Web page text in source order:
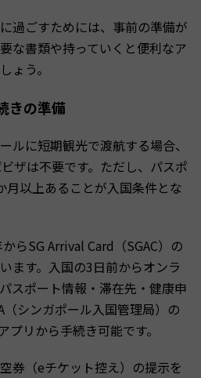
過ごすためには、事前の準備が
な書類や持っていくと便利なア
ょう。
きの準備
ルに短期観光で渡航する場合、
ザは不要です。ただし、パスポ
月以上あることが入国条件とな
らSG Arrival Card（SGAC）の
ます。入国の3日前からオンラ
スポート情報・滞在先・健康申
（シンガポール入国管理局）の
プリから手続き可能です。
券（eチケット控え）の提示を